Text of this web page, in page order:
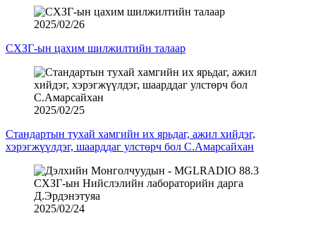
2025/02/26
СХЗГ-ын цахим шилжилтийн талаар
2025/02/25
Стандартын тухай хамгийн их ярьдаг, ажил хийдэг,
хэрэгжүүлдэг, шаарддаг улстөрч бол С.Амарсайхан
2025/02/24